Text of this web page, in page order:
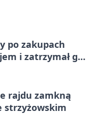
po zakupach
i zatrzymał go
rajdu zamkną
strzyżowskim